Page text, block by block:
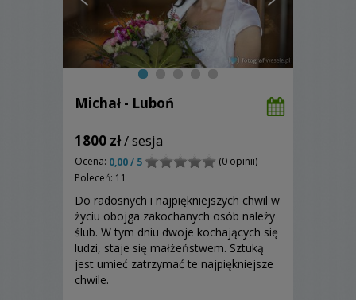
Michał - Luboń
1800 zł/ sesja
Ocena: 0,00 / 5
(0 opinii)
Poleceń: 11
Do radosnych i najpiękniejszych chwil w
życiu obojga zakochanych osób należy
ślub. W tym dniu dwoje kochających się
ludzi, staje się małżeństwem. Sztuką
jest umieć zatrzymać te najpiękniejsze
chwile.